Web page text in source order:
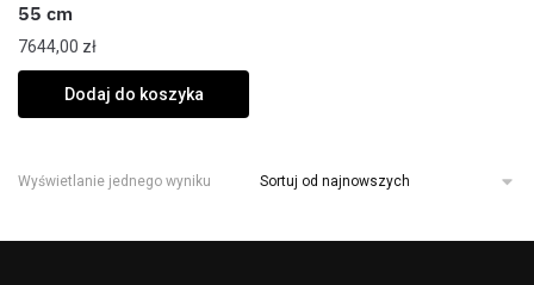
55 cm
7644,00 zł
Dodaj do koszyka
Wyświetlanie jednego wyniku